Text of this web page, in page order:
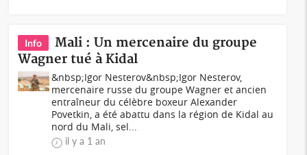
Info
Mali : Un mercenaire du groupe
Wagner tué à Kidal
&nbsp;Igor Nesterov&nbsp;Igor Nesterov,
mercenaire russe du groupe Wagner et ancien
entraîneur du célèbre boxeur Alexander
Povetkin, a été abattu dans la région de Kidal au
nord du Mali, sel...
il y a 1 an